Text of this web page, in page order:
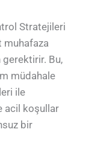
Stratejileri
muhafaza
gerektirir. Bu,
müdahale
ile
acil koşullar
bir